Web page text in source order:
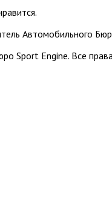
Автомобильного
Sport Engine. Все